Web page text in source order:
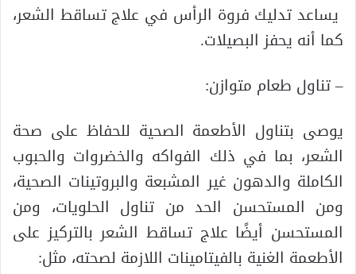
يساعد تدليك فروة الرأس في علاج تساقط الشعر،
كما أنه يحفز البصيلات.
– تناول طعام متوازن:
يوصى بتناول الأطعمة الصحية للحفاظ على صحة
الشعر، بما في ذلك الفواكه والخضروات والحبوب
الكاملة والدهون غير المشبعة والبروتينات الصحية،
ومن المستحسن الحد من تناول الحلويات، ومن
المستحسن أيضًا علاج تساقط الشعر بالتركيز على
الأطعمة الغنية بالفيتامينات اللازمة لصحته، مثل: